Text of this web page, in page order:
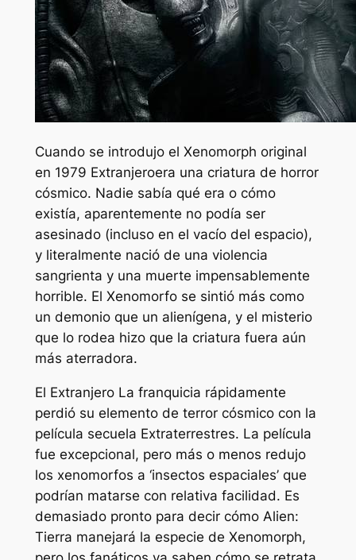
Cuando se introdujo el Xenomorph original
en 1979 Extranjeroera una criatura de horror
cósmico. Nadie sabía qué era o cómo
existía, aparentemente no podía ser
asesinado (incluso en el vacío del espacio),
y literalmente nació de una violencia
sangrienta y una muerte impensablemente
horrible. El Xenomorfo se sintió más como
un demonio que un alienígena, y el misterio
que lo rodea hizo que la criatura fuera aún
más aterradora.
El ExtranjeroLa franquicia rápidamente
perdió su elemento de terror cósmico con la
película secuela Extraterrestres. La película
fue excepcional, pero más o menos redujo
los xenomorfos a ‘insectos espaciales’ que
podrían matarse con relativa facilidad. Es
demasiado pronto para decir cómo Alien:
Tierra manejará la especie de Xenomorph,